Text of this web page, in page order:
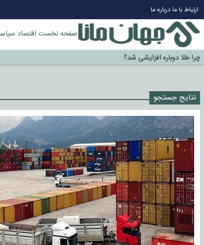
ارتباط با مادرباره ما
صفحه نخست اقتصاد
چرا طلا دوباره افزایشی شد؟
گزینه جدایی اوسمار روی میز مدیران پرسپولیس
سازمان اطلاعات سپاه: پروژه دولت ترامپ برای مهار چین، روسیه و
نتایج جستجو